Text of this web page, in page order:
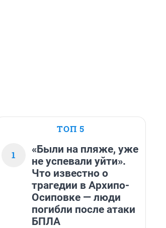
ТОП 5
1
«Были на пляже, уже
не успевали уйти».
Что известно о
трагедии в Архипо-
Осиповке — люди
погибли после атаки
БПЛА